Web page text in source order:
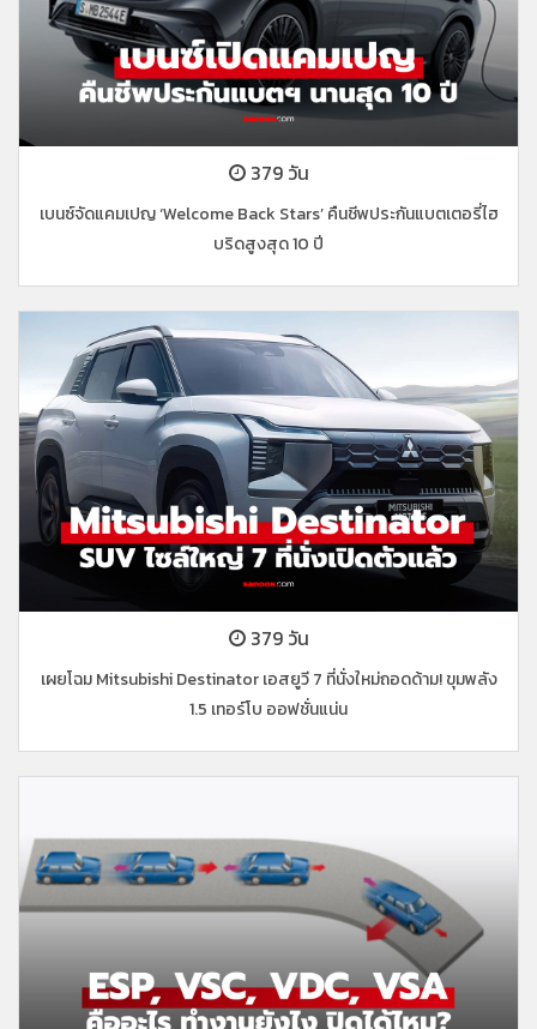
379 วัน
เบนซ์จัดแคมเปญ ‘Welcome Back Stars’ คืนชีพประกันแบตเตอรี่ไฮ
บริดสูงสุด 10 ปี
379 วัน
เผยโฉม Mitsubishi Destinator เอสยูวี 7 ที่นั่งใหม่ถอดด้าม! ขุมพลัง
1.5 เทอร์โบ ออฟชั่นแน่น